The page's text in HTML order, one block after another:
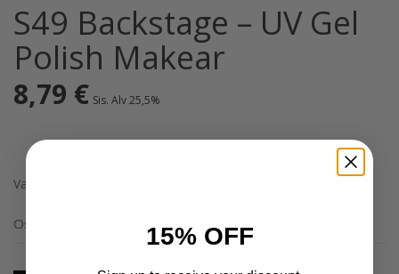
S49 Backstage – UV Gel
Polish Makear
8,79 € Sis. Alv 25,5%
Varasto loppu
Osastot: MAKEAR kynsituotteet,Yleinen
15% OFF